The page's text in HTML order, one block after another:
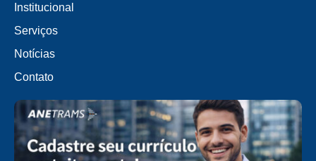
Institucional
Serviços
Notícias
Contato